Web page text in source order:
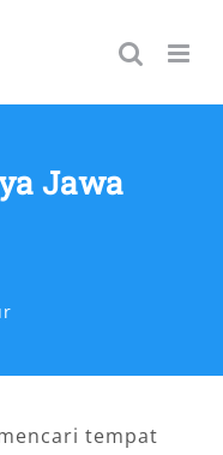
Jawa
tempat